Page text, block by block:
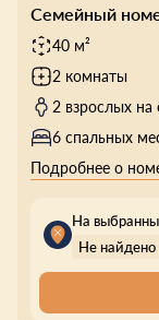
Семейный
40 м²
2 комнаты
2 взрослых на
6 спальных
Подробнее о
На
Не